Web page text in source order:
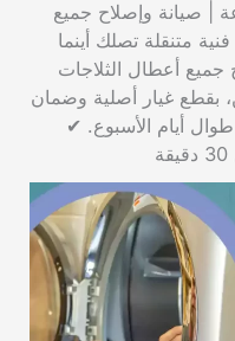
ثلاجات الكويت 24 ساعة | صيانة وإصلاح جميع
| 60615556 خدمة فنية متنقلة تصلك أينما
أعطال الثلاجات
بقطع غيار أصلية وضمان
على مدار 24 ساعة طوال أيام الأسبوع. ✔